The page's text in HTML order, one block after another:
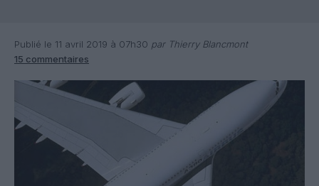
Publié le 11 avril 2019 à 07h30 par Thierry Blancmont
15 commentaires